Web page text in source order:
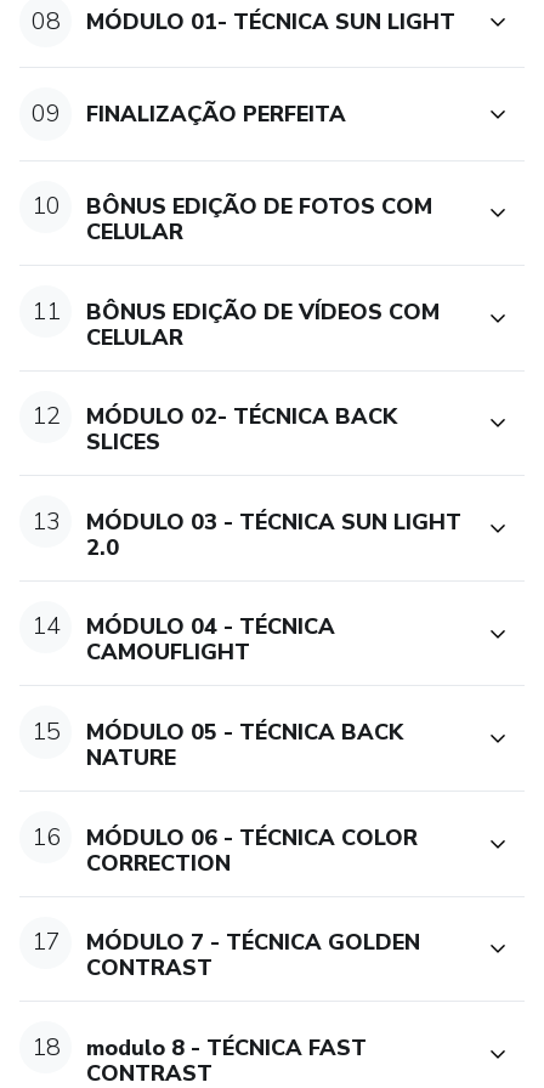
08 MÓDULO 01- TÉCNICA SUN LIGHT
09 FINALIZAÇÃO PERFEITA
10
BÔNUS EDIÇÃO DE FOTOS COM
CELULAR
11
BÔNUS EDIÇÃO DE VÍDEOS COM
CELULAR
12
MÓDULO 02- TÉCNICA BACK
SLICES
13
MÓDULO 03 - TÉCNICA SUN LIGHT
2.0
14
MÓDULO 04 - TÉCNICA
CAMOUFLIGHT
15
MÓDULO 05 - TÉCNICA BACK
NATURE
16
MÓDULO 06 - TÉCNICA COLOR
CORRECTION
17
MÓDULO 7 - TÉCNICA GOLDEN
CONTRAST
18
modulo 8 - TÉCNICA FAST
CONTRAST